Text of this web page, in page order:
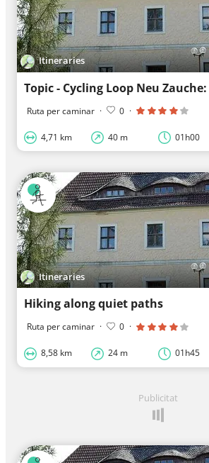
Itineraries
Topic - Cycling Loop Neu
Ruta per caminar · 0 ·
4,71 km 40 m 01h00
Itineraries
Hiking along quiet paths
Ruta per caminar · 0 ·
8,58 km 24 m 01h45
Publicitat